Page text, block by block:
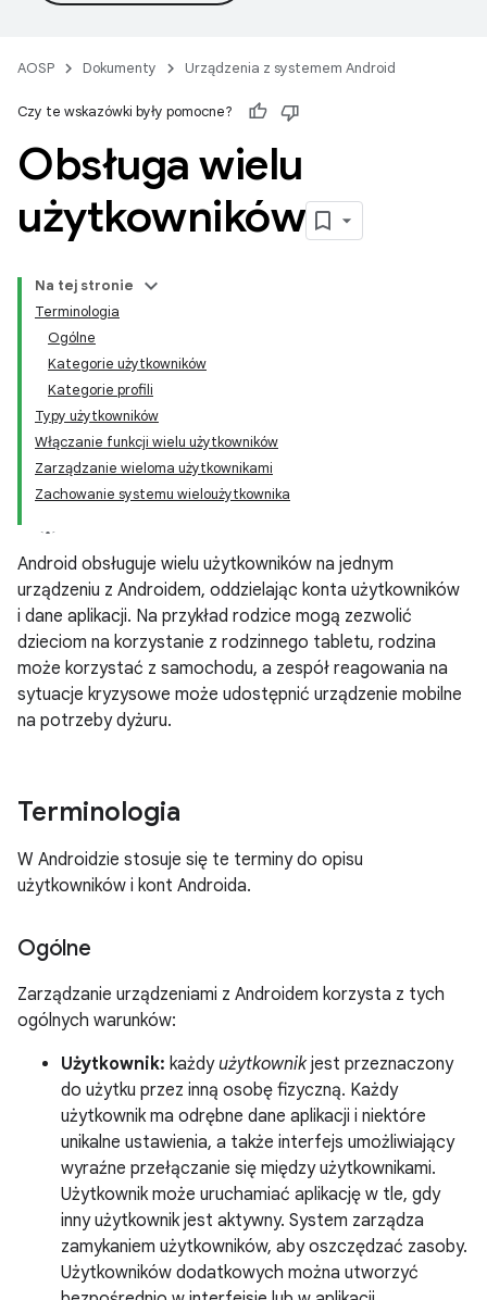
AOSP Dokumenty Urządzenia z systemem Android
Czy te wskazówki były pomocne?
Obsługa wielu
użytkowników
Na tej stronie
Terminologia
Ogólne
Kategorie użytkowników
Kategorie profili
Typy użytkowników
Włączanie funkcji wielu użytkowników
Zarządzanie wieloma użytkownikami
Zachowanie systemu wieloużytkownika
Android obsługuje wielu użytkowników na jednym
urządzeniu z Androidem, oddzielając konta użytkowników
i dane aplikacji. Na przykład rodzice mogą zezwolić
dzieciom na korzystanie z rodzinnego tabletu, rodzina
może korzystać z samochodu, a zespół reagowania na
sytuacje kryzysowe może udostępnić urządzenie mobilne
na potrzeby dyżuru.
Terminologia
W Androidzie stosuje się te terminy do opisu
użytkowników i kont Androida.
Ogólne
Zarządzanie urządzeniami z Androidem korzysta z tych
ogólnych warunków:
Użytkownik: każdyużytkownikjest przeznaczony
do użytku przez inną osobę fizyczną. Każdy
użytkownik ma odrębne dane aplikacji i niektóre
unikalne ustawienia, a także interfejs umożliwiający
wyraźne przełączanie się między użytkownikami.
Użytkownik może uruchamiać aplikację w tle, gdy
inny użytkownik jest aktywny. System zarządza
zamykaniem użytkowników, aby oszczędzać zasoby.
Użytkowników dodatkowych można utworzyć